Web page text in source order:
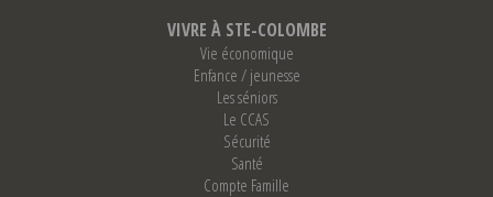
VIVRE À STE-COLOMBE
Vie économique
Enfance / jeunesse
Les séniors
Le CCAS
Sécurité
Santé
Compte Famille